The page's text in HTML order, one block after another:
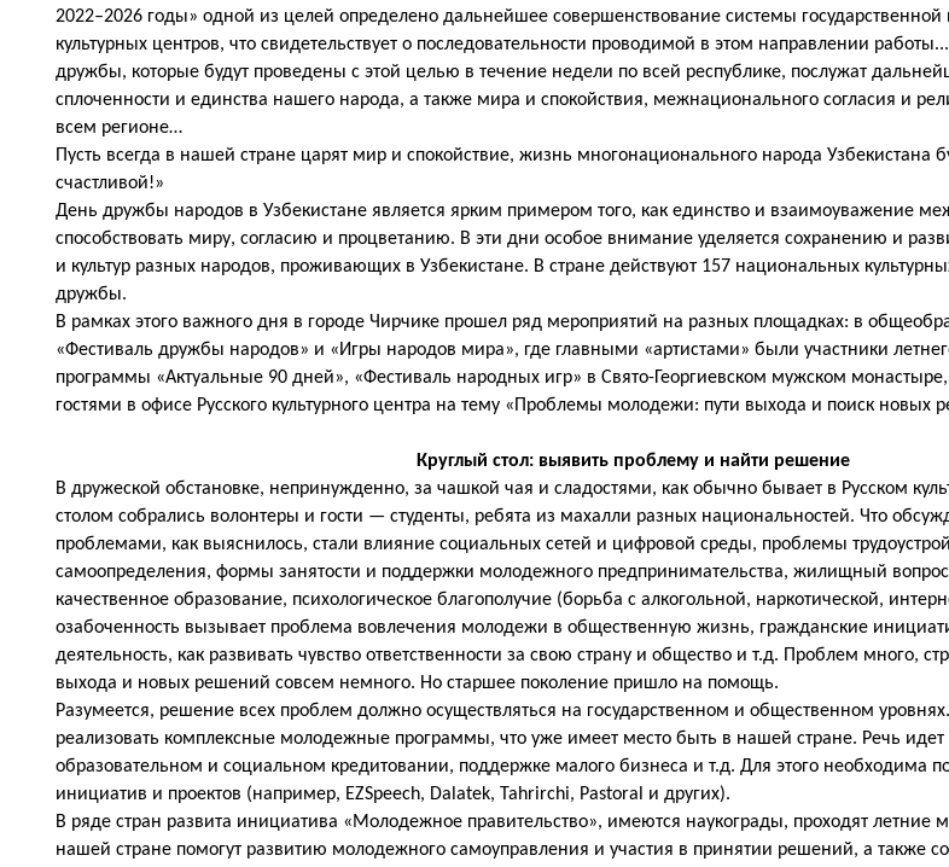
2022–2026 годы» одной из целей определено дальнейшее совершенствование системы
культурных центров, что свидетельствует о последовательности проводимой в этом направлении
дружбы, которые будут проведены с этой целью в течение недели по всей республике, послужат
сплоченности и единства нашего народа, а также мира и спокойствия, межнационального согласия и
всем регионе…
Пусть всегда в нашей стране царят мир и спокойствие, жизнь многонационального народа Узбекистана
счастливой!»
День дружбы народов в Узбекистане является ярким примером того, как единство и взаимоуважение
способствовать миру, согласию и процветанию. В эти дни особое внимание уделяется сохранению и
и культур разных народов, проживающих в Узбекистане. В стране действуют 157 национальных
дружбы.
В рамках этого важного дня в городе Чирчике прошел ряд мероприятий на разных площадках: в
«Фестиваль дружбы народов» и «Игры народов мира», где главными «артистами» были участники
программы «Актуальные 90 дней», «Фестиваль народных игр» в Свято-Георгиевском мужском
гостями в офисе Русского культурного центра на тему «Проблемы молодежи: пути выхода и поиск новых
Круглый стол: выявить проблему и найти решение
В дружеской обстановке, непринужденно, за чашкой чая и сладостями, как обычно бывает в Русском
столом собрались волонтеры и гости — студенты, ребята из махалли разных национальностей. Что
проблемами, как выяснилось, стали влияние социальных сетей и цифровой среды, проблемы
самоопределения, формы занятости и поддержки молодежного предпринимательства, жилищный
качественное образование, психологическое благополучие (борьба с алкогольной, наркотической,
озабоченность вызывает проблема вовлечения молодежи в общественную жизнь, гражданские
деятельность, как развивать чувство ответственности за свою страну и общество и т.д. Проблем много,
выхода и новых решений совсем немного. Но старшее поколение пришло на помощь.
Разумеется, решение всех проблем должно осуществляться на государственном и общественном
реализовать комплексные молодежные программы, что уже имеет место быть в нашей стране. Речь
образовательном и социальном кредитовании, поддержке малого бизнеса и т.д. Для этого необходима
инициатив и проектов (например, EZSpeech, Dalatek, Tahrirchi, Pastoral и других).
В ряде стран развита инициатива «Молодежное правительство», имеются наукограды, проходят летние
нашей стране помогут развитию молодежного самоуправления и участия в принятии решений, а также